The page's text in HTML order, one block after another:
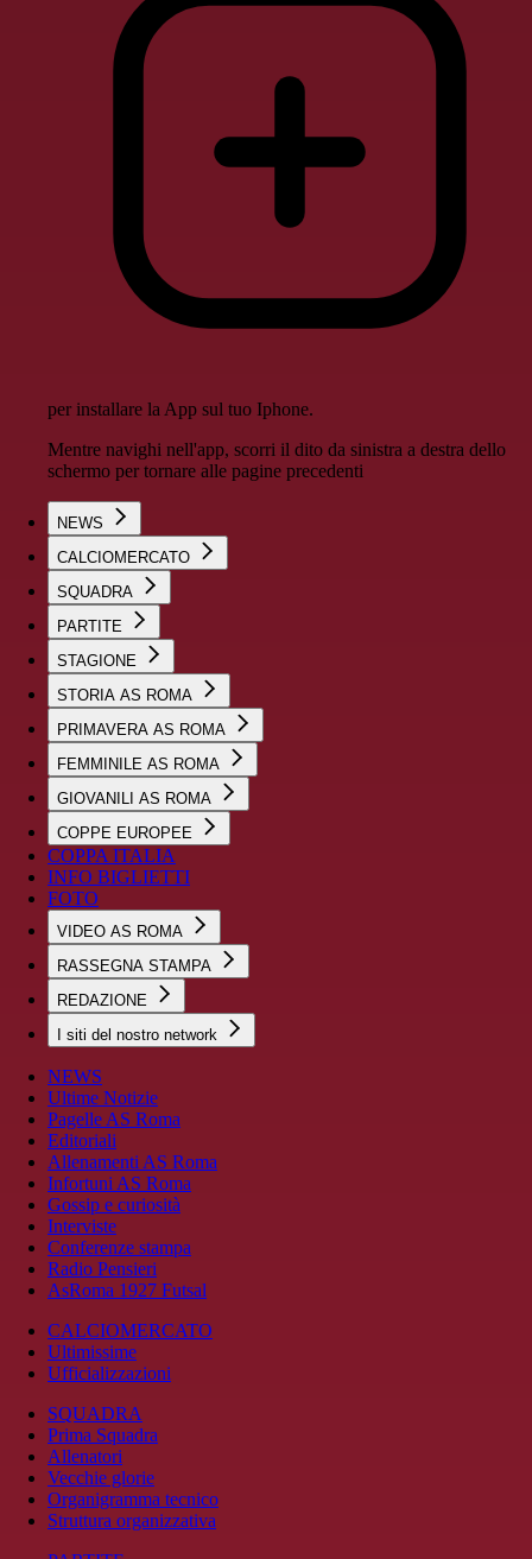
per installare la App sul tuo Iphone.
Mentre navighi nell'app, scorri il dito da sinistra a destra dello
schermo per tornare alle pagine precedenti
NEWS
CALCIOMERCATO
SQUADRA
PARTITE
STAGIONE
STORIA AS ROMA
PRIMAVERA AS ROMA
FEMMINILE AS ROMA
GIOVANILI AS ROMA
COPPE EUROPEE
COPPA ITALIA
INFO BIGLIETTI
FOTO
VIDEO AS ROMA
RASSEGNA STAMPA
REDAZIONE
I siti del nostro network
NEWS
Ultime Notizie
Pagelle AS Roma
Editoriali
Allenamenti AS Roma
Infortuni AS Roma
Gossip e curiosità
Interviste
Conferenze stampa
Radio Pensieri
AsRoma 1927 Futsal
CALCIOMERCATO
Ultimissime
Ufficializzazioni
SQUADRA
Prima Squadra
Allenatori
Vecchie glorie
Organigramma tecnico
Struttura organizzativa